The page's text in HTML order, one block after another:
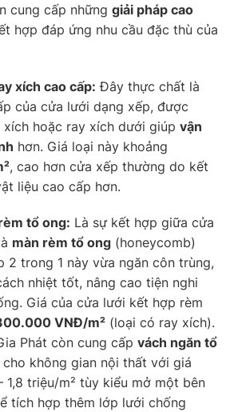
cung cấp những giải pháp cao
hợp đáp ứng nhu cầu đặc thù của
xích cao cấp: Đây thực chất là
của cửa lưới dạng xếp, được
hoặc ray xích dưới giúp vận
hơn. Giá loại này khoảng
, cao hơn cửa xếp thường do kết
liệu cao cấp hơn.
tổ ong: Là sự kết hợp giữa cửa
màn rèm tổ ong (honeycomb)
2 trong 1 này vừa ngăn côn trùng,
nhiệt tốt, nâng cao tiện nghi
Giá của cửa lưới kết hợp rèm
VNĐ/m² (loại có ray xích).
Phát còn cung cấp vách ngăn tổ
không gian nội thất với giá
1,8 triệu/m² tùy kiểu mở một bên
tích hợp thêm lớp lưới chống